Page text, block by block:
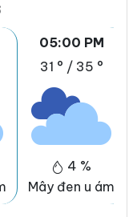
05:00 PM
31 ° / 35 °
4 %
Mây đen u ám